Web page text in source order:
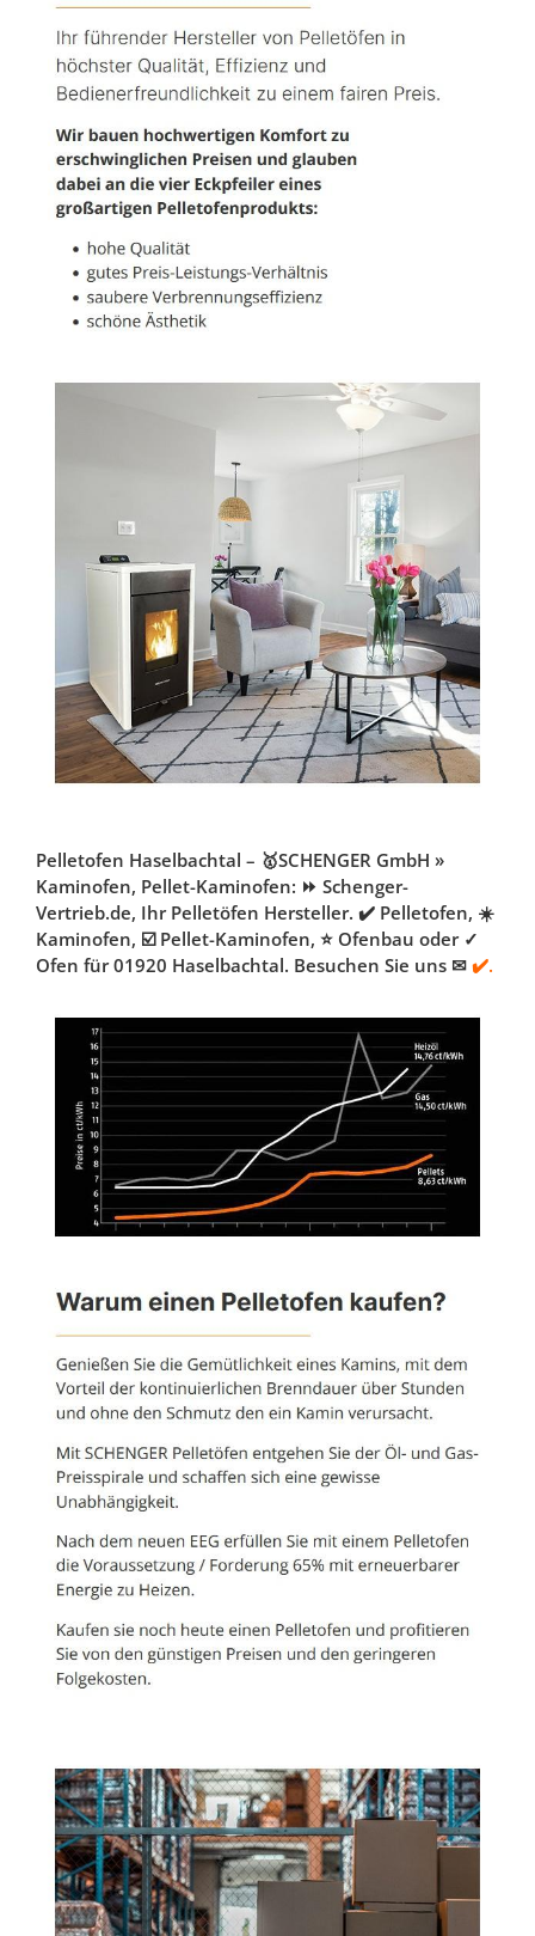
Pelletofen Haselbachtal – 🥇SCHENGER GmbH »
Kaminofen, Pellet-Kaminofen: ⏩ Schenger-
Vertrieb.de, Ihr Pelletöfen Hersteller. ✔️ Pelletofen, ☀️
Kaminofen, ☑️ Pellet-Kaminofen, ⭐ Ofenbau oder ✓
Ofen für 01920 Haselbachtal. Besuchen Sie uns ✉ ✔️.